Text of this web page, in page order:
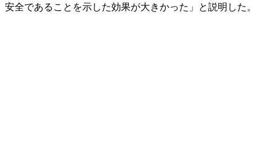
安全であることを示した効果が大きかった」と説明した。